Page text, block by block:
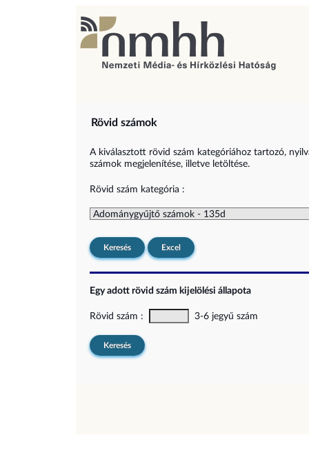
Rövid számok
A kiválasztott rövid szám kategóriához tartozó,
számok megjelenítése, illetve letöltése.
Rövid szám kategória :
Keresés Excel
Egy adott rövid szám kijelölési állapota
Rövid szám : 3-6 jegyű szám
Keresés